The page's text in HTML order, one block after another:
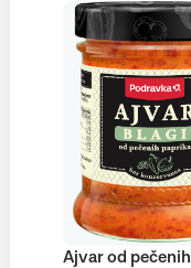
Ajvar od pečenih